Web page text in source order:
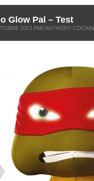
Glow Pal – Test
2013 PAR ANTHONY COCAIN